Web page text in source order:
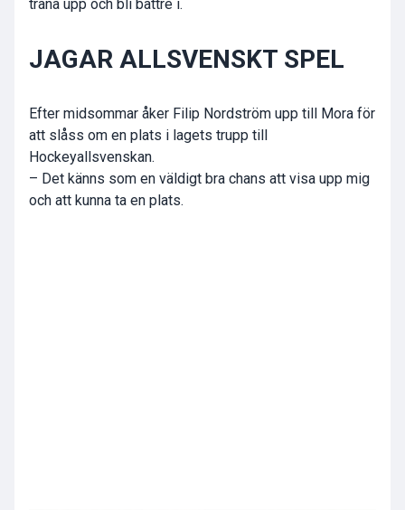
träna upp och bli bättre i.
JAGAR ALLSVENSKT SPEL
Efter midsommar åker Filip Nordström upp till Mora för
att slåss om en plats i lagets trupp till
Hockeyallsvenskan.
– Det känns som en väldigt bra chans att visa upp mig
och att kunna ta en plats.